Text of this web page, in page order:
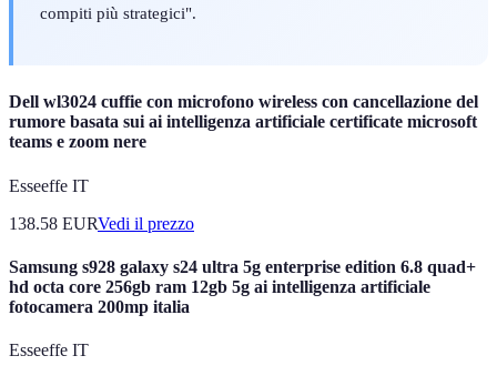
compiti più strategici".
Dell wl3024 cuffie con microfono wireless con cancellazione del
rumore basata sui ai intelligenza artificiale certificate microsoft
teams e zoom nere
Esseeffe IT
138.58 EURVedi il prezzo
Samsung s928 galaxy s24 ultra 5g enterprise edition 6.8 quad+
hd octa core 256gb ram 12gb 5g ai intelligenza artificiale
fotocamera 200mp italia
Esseeffe IT